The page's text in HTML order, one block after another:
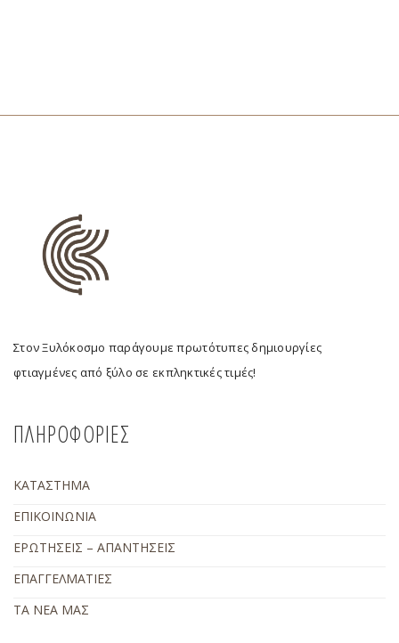
Στον Ξυλόκοσμο παράγουμε πρωτότυπες δημιουργίες
φτιαγμένες από ξύλο σε εκπληκτικές τιμές!
ΠΛΗΡΟΦΟΡΙΕΣ
ΚΑΤΑΣΤΗΜΑ
ΕΠΙΚΟΙΝΩΝΙΑ
ΕΡΩΤΗΣΕΙΣ – ΑΠΑΝΤΗΣΕΙΣ
ΕΠΑΓΓΕΛΜΑΤΙΕΣ
ΤΑ ΝΕΑ ΜΑΣ